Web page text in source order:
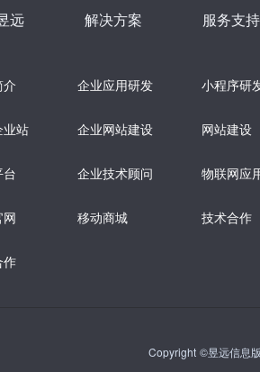
远
业站
网
作
解决方案
企业应用研发
企业网站建设
企业技术顾问
移动商城
服务支持
小程序研
网站建设
物联网应
技术合作
Copyright ©昱远信息